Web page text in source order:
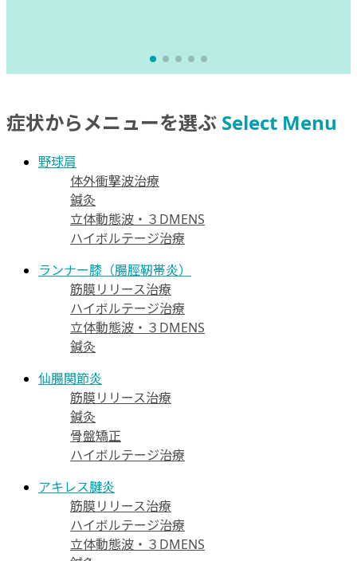
症状からメニューを選ぶ Select Menu
野球肩
体外衝撃波治療
鍼灸
立体動態波・３DMENS
ハイボルテージ治療
ランナー膝（腸脛靭帯炎）
筋膜リリース治療
ハイボルテージ治療
立体動態波・３DMENS
鍼灸
仙腸関節炎
筋膜リリース治療
鍼灸
骨盤矯正
ハイボルテージ治療
アキレス腱炎
筋膜リリース治療
ハイボルテージ治療
立体動態波・３DMENS